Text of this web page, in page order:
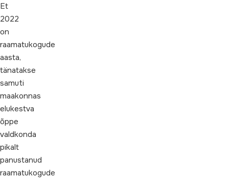
Et
2022
on
raamatukogude
aasta,
tänatakse
samuti
maakonnas
elukestva
õppe
valdkonda
pikalt
panustanud
raamatukogude